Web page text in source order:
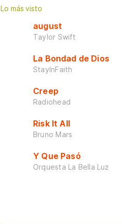
Lo más visto
august
Taylor Swift
La Bondad de Dios
StayInFaith
Creep
Radiohead
Risk It All
Bruno Mars
Y Que Pasó
Orquesta La Bella Luz